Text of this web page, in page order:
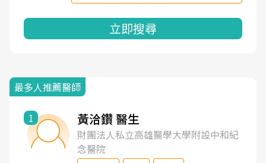
立即搜尋
最多人推薦醫師
1 黃洽鑽 醫生
財團法人私立高雄醫學大學附設中和紀
念醫院